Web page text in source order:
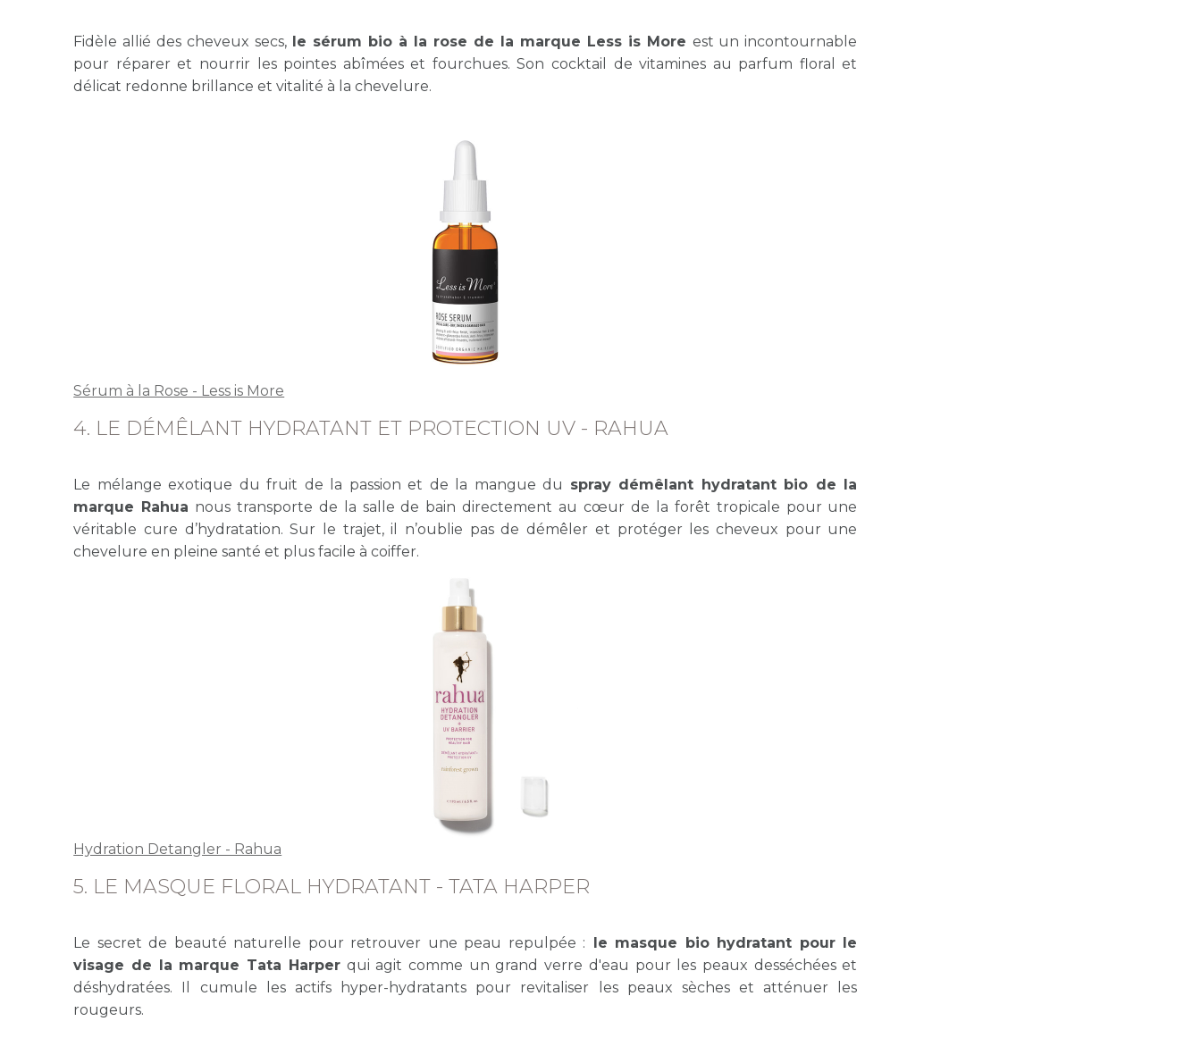
Fidèle allié des cheveux secs, le sérum bio à la rose de la marque Less is More est un incontournable
pour réparer et nourrir les pointes abîmées et fourchues. Son cocktail de vitamines au parfum floral et
délicat redonne brillance et vitalité à la chevelure.
Sérum à la Rose - Less is More
4. LE DÉMÊLANT HYDRATANT ET PROTECTION UV - RAHUA
Le mélange exotique du fruit de la passion et de la mangue du spray démêlant hydratant bio de la
marque Rahua nous transporte de la salle de bain directement au cœur de la forêt tropicale pour une
véritable cure d’hydratation. Sur le trajet, il n’oublie pas de démêler et protéger les cheveux pour une
chevelure en pleine santé et plus facile à coiffer.
Hydration Detangler - Rahua
5. LE MASQUE FLORAL HYDRATANT - TATA HARPER
Le secret de beauté naturelle pour retrouver une peau repulpée : le masque bio hydratant pour le
visage de la marque Tata Harper qui agit comme un grand verre d'eau pour les peaux desséchées et
déshydratées. Il cumule les actifs hyper-hydratants pour revitaliser les peaux sèches et atténuer les
rougeurs.